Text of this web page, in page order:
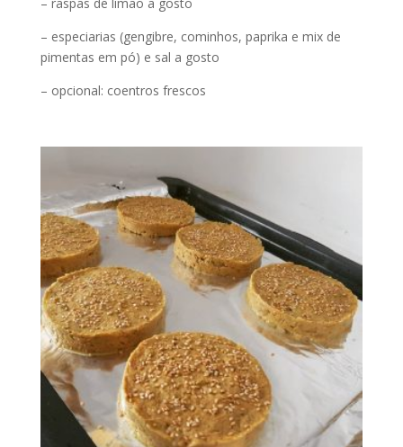
– raspas de limão​ a gosto
– especiarias (gengibre, cominhos, paprika e mix de
pimentas em pó) e sal a gosto​
– opcional: coentros frescos